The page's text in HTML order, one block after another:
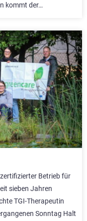
kommt der…
Betrieb für
sieben Jahren
TGI-Therapeutin
Sonntag Halt